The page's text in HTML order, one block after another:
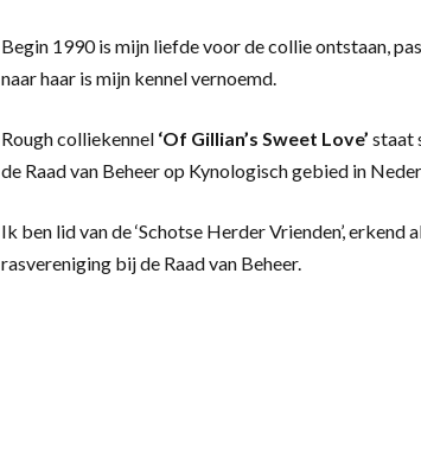
Begin 1990 is mijn liefde voor de collie ontstaan,
naar haar is mijn kennel vernoemd.
Rough colliekennel ‘Of Gillian’s Sweet Love’ staat
de Raad van Beheer op Kynologisch gebied in
Ik ben lid van de ‘Schotse Herder Vrienden’, erkend
rasvereniging bij de Raad van Beheer.